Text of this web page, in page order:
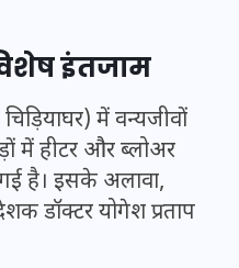
इंतजाम
में वन्यजीवों
में हीटर और ब्लोअर
है। इसके अलावा,
डॉक्टर योगेश प्रताप